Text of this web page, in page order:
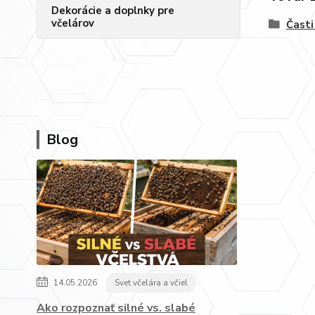
Dekorácie a doplnky pre
včelárov
Blog
14.05.2026 Svet včelára a včiel
Ako rozpoznať silné vs. slabé